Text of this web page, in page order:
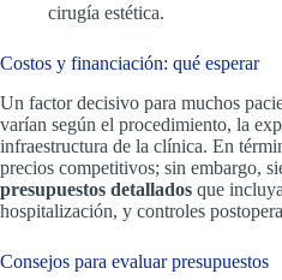
cirugía estética.
Costos y financiación: qué esperar
Un factor decisivo para muchos
varían según el procedimiento, la
infraestructura de la clínica. En
precios competitivos; sin embargo,
presupuestos detallados que
hospitalización, y controles
Consejos para evaluar presupuestos